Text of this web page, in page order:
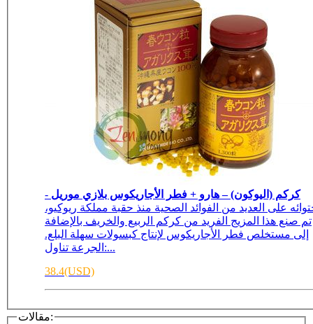
كركم (اليوكون) – هارو + فطر الأجاريكوس بلازي موريل -
على العديد من الفوائد الصحية منذ حقبة مملكة ريوكيو،
تم صنع هذا المزيج الفريد من كركم الربيع والخريف بالإضافة
إلى مستخلص فطر الأجاريكوس لإنتاج كبسولات سهلة البلع.
:الجرعة تناول...
38.4(USD)
مقالات: